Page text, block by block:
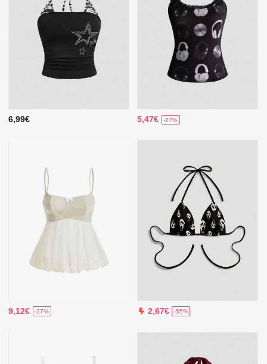
6,99€ 5,47€ -27%
9,12€ -27% 2,67€ -55%